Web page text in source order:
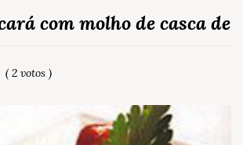
com molho de casca de
( 2 votos )